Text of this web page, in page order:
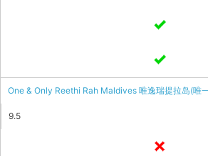
One & Only Reethi Rah Maldives 唯逸瑞提拉岛(唯
9.5